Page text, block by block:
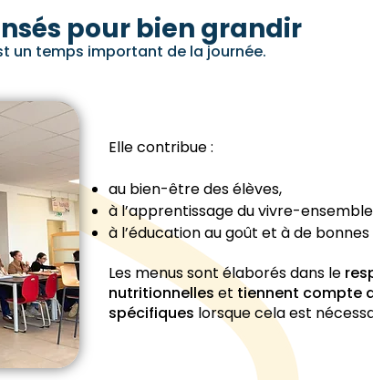
pour bien grandir
un temps important de la journée.
Elle contribue :
au bien-être des élèves,
à l’apprentissage du vivre-
à l’éducation au goût et à de
Les menus sont élaborés dans le
nutritionnelles et tiennent compte
spécifiques lorsque cela est